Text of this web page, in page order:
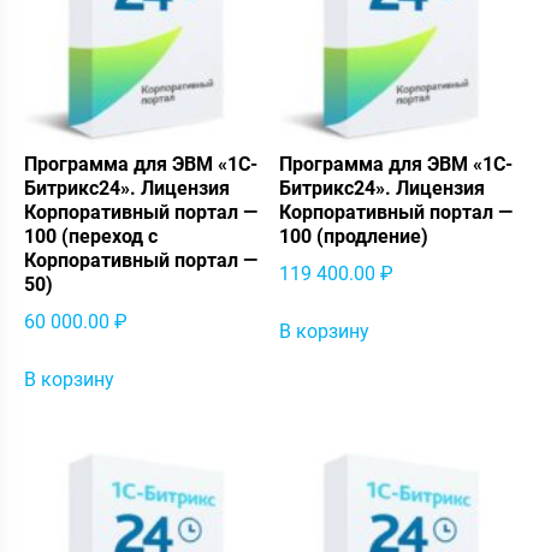
Программа для ЭВМ «1С-
Битрикс24». Лицензия
Корпоративный портал —
100 (переход с
Корпоративный портал —
50)
60 000.00 ₽
В корзину
Программа для ЭВМ «1С-
Битрикс24». Лицензия
Корпоративный портал —
100 (продление)
119 400.00₽
В корзину